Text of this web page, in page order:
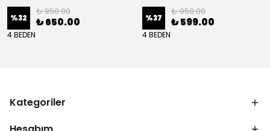
%32
₺ 950.00
₺ 650.00
4 BEDEN
%37
₺ 950.00
₺ 599.00
4 BEDEN
Kategoriler